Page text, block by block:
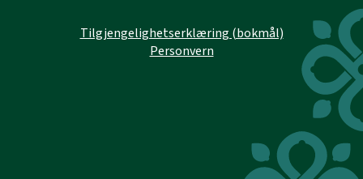
Tilgjengelighetserklæring (bokmål)
Personvern